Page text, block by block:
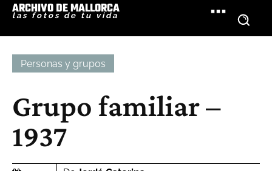
ARCHIVO DE MALLORCA
las fotos de tu vida
Personas y grupos
Grupo familiar –
1937